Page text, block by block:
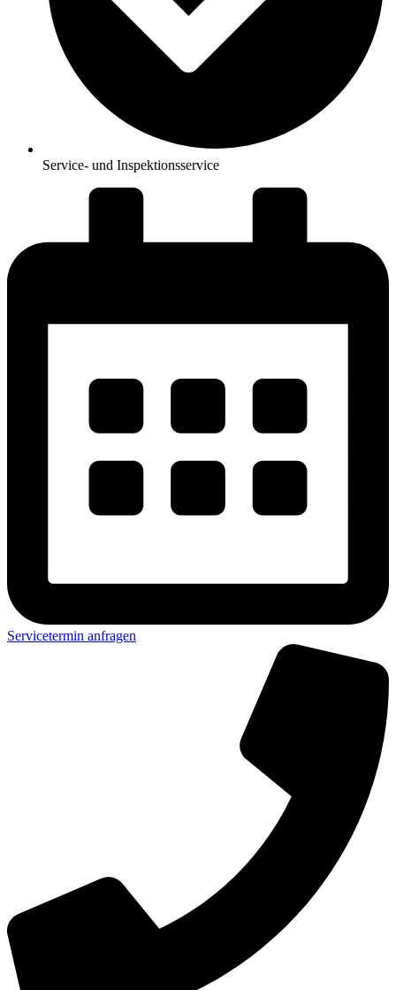
Service- und Inspektionsservice
Servicetermin anfragen